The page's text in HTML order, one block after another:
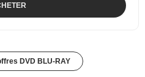
DVD BLU-RAY